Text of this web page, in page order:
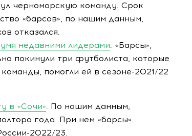
черноморскую команду. Срок
«барсов», по нашим данным,
отказался.
недавними лидерами. «Барсы»,
покинули три футболиста, которые
помогли ей в сезоне-2021/22
в «Сочи». По нашим данным,
года. При нем «барсы»
2022/23.